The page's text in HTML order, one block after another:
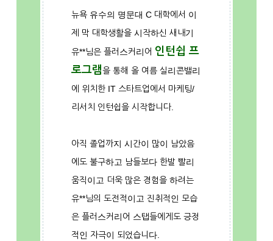
뉴욕 유수의 명문대 C 대학에서 이
제 막 대학생활을 시작하신 새내기
유**님은 플러스커리어 인턴쉽 프
로그램을 통해 올 여름 실리콘밸리
에 위치한 IT 스타트업에서 마케팅/
리서치 인턴쉽을 시작합니다.
아직 졸업까지 시간이 많이 남았음
에도 불구하고 남들보다 한발 빨리
움직이고 더욱 많은 경험을 하려는
유**님의 도전적이고 진취적인 모습
은 플러스커리어 스탭들에게도 긍정
적인 자극이 되었습니다.